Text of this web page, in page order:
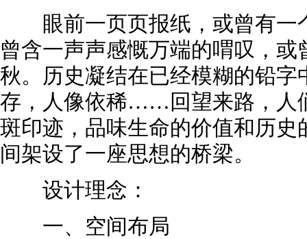
眼前一页页报纸，或曾有一
曾含一声声感慨万端的喟叹，
秋。历史凝结在已经模糊的铅
存，人像依稀……回望来路，人
斑印迹，品味生命的价值和历
间架设了一座思想的桥梁。
设计理念：
一、空间布局